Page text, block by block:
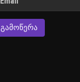
ᲒᲐᲛᲝᲬᲔᲠᲐ